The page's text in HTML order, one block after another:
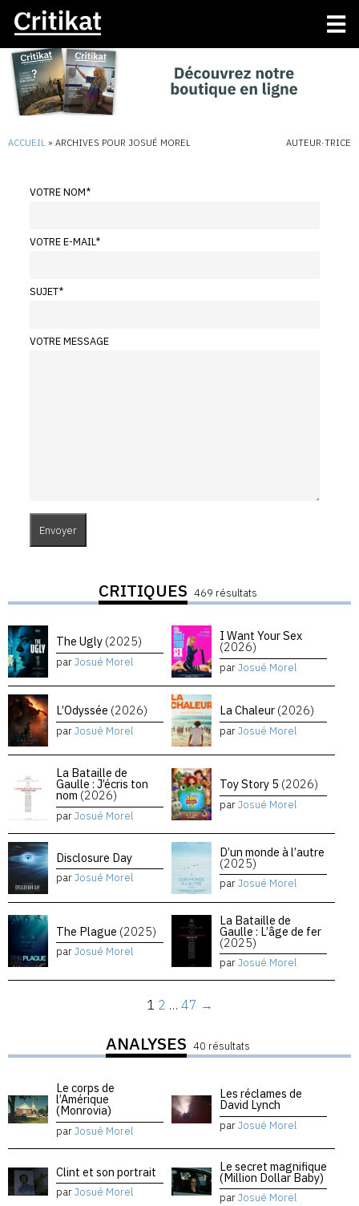
ACCUEIL » ARCHIVES POUR JOSUÉ MOREL AUTEUR·TRICE
VOTRE NOM*
VOTRE E-MAIL*
SUJET*
VOTRE MESSAGE
CRITIQUES 469 résultats
The Ugly (2025)
parJosué Morel
I Want Your Sex
(2026)
parJosué Morel
L’Odyssée (2026)
parJosué Morel
La Chaleur (2026)
parJosué Morel
La Bataille de
Gaulle : J’écris ton
nom (2026)
parJosué Morel
Toy Story 5 (2026)
parJosué Morel
Disclosure Day
parJosué Morel
D’un monde à l’autre
(2025)
parJosué Morel
The Plague (2025)
parJosué Morel
La Bataille de
Gaulle : L’âge de fer
(2025)
parJosué Morel
1 2 … 47 →
ANALYSES 40 résultats
Le corps de
l’Amérique
(Monrovia)
parJosué Morel
Les réclames de
David Lynch
parJosué Morel
Clint et son portrait
parJosué Morel
Le secret magnifique
(Million Dollar Baby)
parJosué Morel